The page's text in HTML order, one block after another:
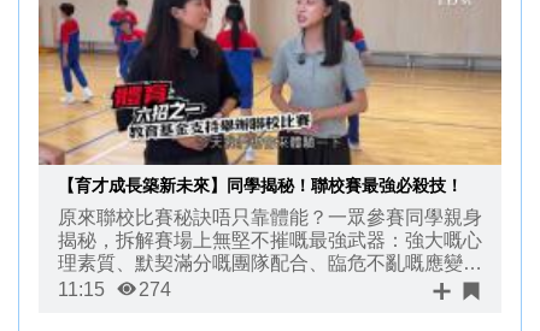
【育才成長築新未來】同學揭秘！聯校賽最強必殺技！
原來聯校比賽秘訣唔只靠體能？一眾參賽同學親身
揭秘，拆解賽場上無堅不摧嘅最強武器：強大嘅心
理素質、默契滿分嘅團隊配合、臨危不亂嘅應變能
力！一齊撳入黎，聽下佢哋嘅實戰經驗
11:15 274